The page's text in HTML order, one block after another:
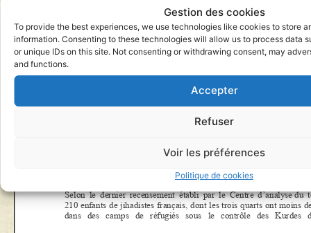
Gestion des cookies
To provide the best experiences, we use technologies like cookies to store
information. Consenting to these technologies will allow us to process data
or unique IDs on this site. Not consenting or withdrawing consent, may
and functions.
Accepter
Refuser
Voir les préférences
Politique de cookies